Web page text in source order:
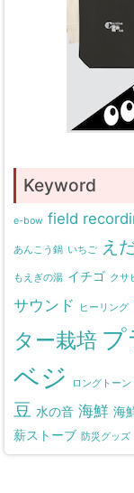
Keyword
e-bow field
あんこう鍋 いちご え
もえぎの湯 イチゴ クサ
サウンド
ヒーリング
ター栽培 プ
ベジ
ロングトーン
豆 水の音 海鮮 海
薪ストーブ 防災グッズ